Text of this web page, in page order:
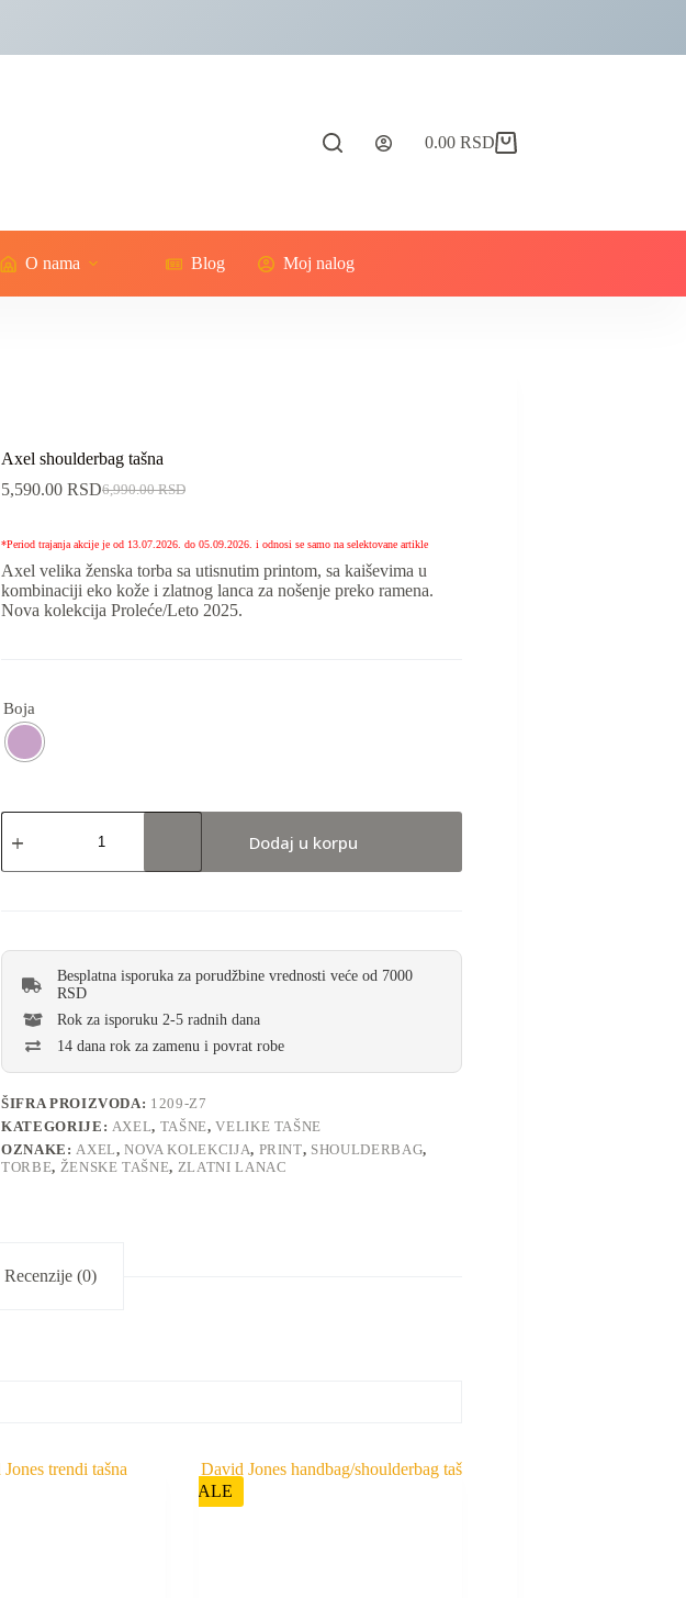
0.00 RSD
O nama Blog Moj nalog
Axel shoulderbag tašna
6,990.00RSD
5,590.00 RSD
*Period trajanja akcije je od 13.07.2026. do 05.09.2026. i odnosi se samo na selektovane artikle
Axel velika ženska torba sa utisnutim printom, sa kaiševima u
kombinaciji eko kože i zlatnog lanca za nošenje preko ramena.
Nova kolekcija Proleće/Leto 2025.
Boja
Dodaj u korpu
Besplatna isporuka za porudžbine vrednosti veće od 7000
RSD
Rok za isporuku 2-5 radnih dana
14 dana rok za zamenu i povrat robe
ŠIFRA PROIZVODA: 1209-Z7
KATEGORIJE: AXEL, TAŠNE,VELIKE TAŠNE
OZNAKE:AXEL,NOVA KOLEKCIJA, PRINT, SHOULDERBAG,
TORBE, ŽENSKE TAŠNE, ZLATNI LANAC
Recenzije (0)
SALE